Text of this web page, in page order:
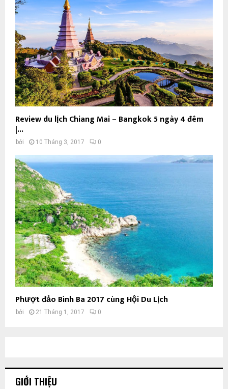
Review du lịch Chiang Mai – Bangkok 5 ngày 4 đêm
|...
bởi 10 Tháng 3, 2017 0
Phượt đảo Bình Ba 2017 cùng Hội Du Lịch
bởi 21 Tháng 1, 2017 0
GIỚI THIỆU